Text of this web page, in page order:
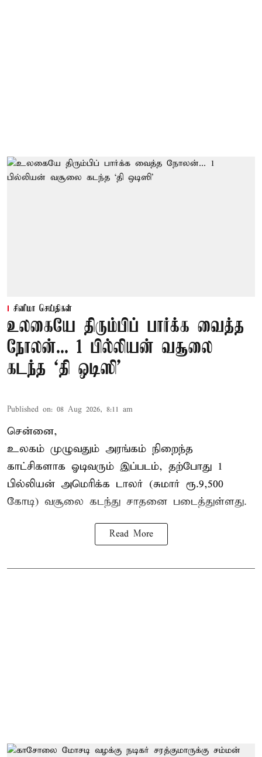
சினிமா செய்திகள்
உலகையே திரும்பிப் பார்க்க வைத்த
நோலன்... 1 பில்லியன் வசூலை
கடந்த ‘தி ஒடிஸி’
Published on: 08 Aug 2026, 8:11 am
சென்னை,
உலகம் முழுவதும் அரங்கம் நிறைந்த
காட்சிகளாக ஓடிவரும் இப்படம், தற்போது 1
பில்லியன் அமெரிக்க டாலர் (சுமார் ரூ.9,500
கோடி) வசூலை கடந்து சாதனை படைத்துள்ளது.
Read More